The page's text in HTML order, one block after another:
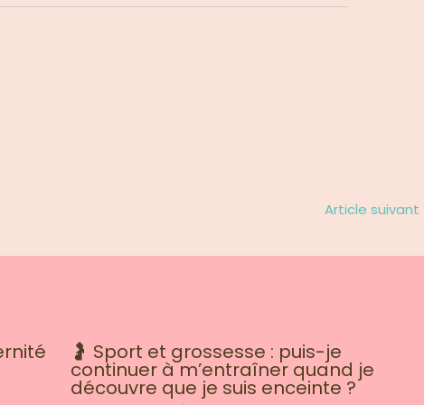
Article suivant
🤰 Sport et grossesse : puis-je
continuer à m’entraîner quand je
découvre que je suis enceinte ?